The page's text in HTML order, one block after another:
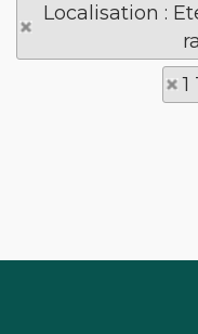
Localisation :
1